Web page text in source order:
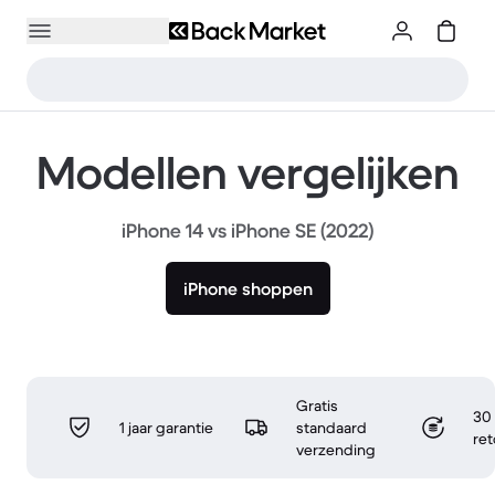
Modellen vergelijken
iPhone 14 vs iPhone SE (2022)
iPhone shoppen
1 jaar garantie
Gratis
standaard
verzending
30